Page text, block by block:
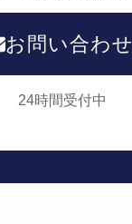
お問い合わせ
24時間受付中